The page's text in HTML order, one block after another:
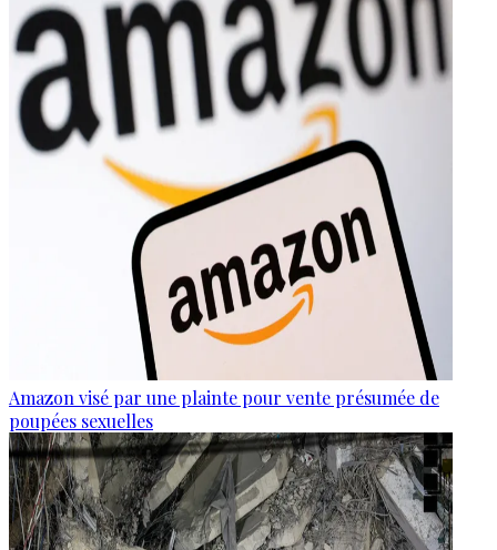
Amazon visé par une plainte pour vente présumée de
poupées sexuelles